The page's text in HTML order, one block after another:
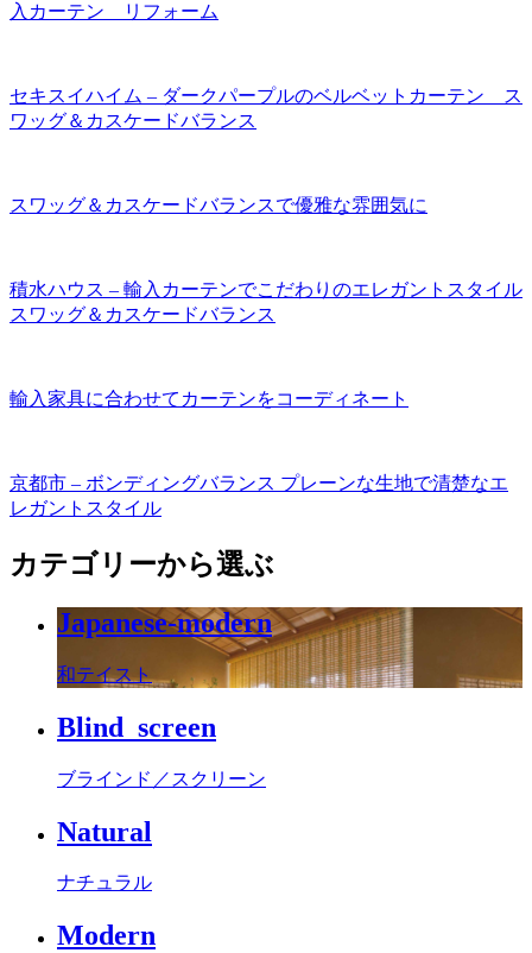
入カーテン リフォーム
セキスイハイム – ダークパープルのベルベットカーテン ス
ワッグ＆カスケードバランス
スワッグ＆カスケードバランスで優雅な雰囲気に
積水ハウス – 輸入カーテンでこだわりのエレガントスタイル
スワッグ＆カスケードバランス
輸入家具に合わせてカーテンをコーディネート
京都市 – ボンディングバランス プレーンな生地で清楚なエ
レガントスタイル
カテゴリーから選ぶ
Japanese-modern
和テイスト
Blind_screen
ブラインド／スクリーン
Natural
ナチュラル
Modern